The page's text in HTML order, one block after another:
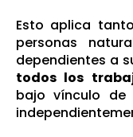
Esto aplica
personas
dependientes a
todos los
bajo vínculo de